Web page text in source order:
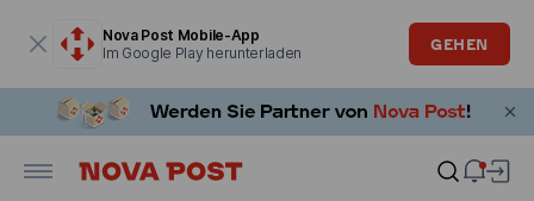
Nova Post Mobile-App
Im Google Play herunterladen
GEHEN